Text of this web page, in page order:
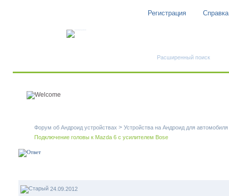
Регистрация Справка
Расширенный поиск
Форум об Андроид устройствах > Устройства на Андроид для автомобиля
Подключение головы к Mazda 6 с усилителем Bose
24.09.2012